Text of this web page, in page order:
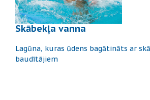
Skābekļa vanna
Lagūna, kuras ūdens bagātināts ar
baudītājiem